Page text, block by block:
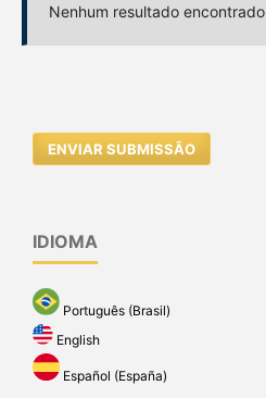
Nenhum resultado encontrado
ENVIAR SUBMISSÃO
IDIOMA
Português (Brasil)
English
Español (España)